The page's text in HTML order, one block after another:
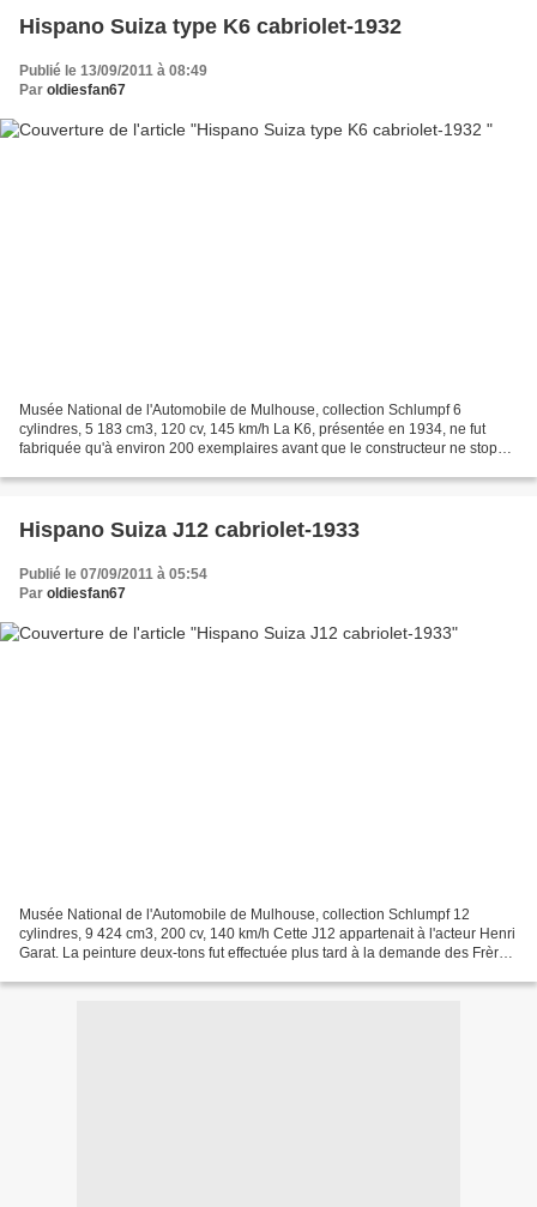
Hispano Suiza type K6 cabriolet-1932
Publié le 13/09/2011 à 08:49
Par oldiesfan67
Musée National de l'Automobile de Mulhouse, collection Schlumpf 6
cylindres, 5 183 cm3, 120 cv, 145 km/h La K6, présentée en 1934, ne fut
fabriquée qu'à environ 200 exemplaires avant que le constructeur ne stoppe
Hispano Suiza J12 cabriolet-1933
Publié le 07/09/2011 à 05:54
Par oldiesfan67
Musée National de l'Automobile de Mulhouse, collection Schlumpf 12
cylindres, 9 424 cm3, 200 cv, 140 km/h Cette J12 appartenait à l'acteur Henri
Garat. La peinture deux-tons fut effectuée plus tard à la demande des Frères